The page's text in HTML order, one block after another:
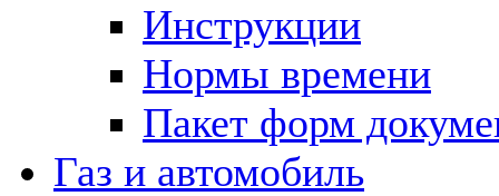
Инструкции
Нормы времени
Пакет форм
Газ и автомобиль